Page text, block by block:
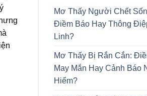
Mơ Thấy Người Chết
Điềm Báo Hay Thông
Linh?
Mơ Thấy Bị Rắn Cắn:
May Mắn Hay Cảnh Báo
Hiểm?